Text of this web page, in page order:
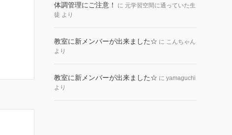
体調管理にご注意！ に 元学習空間に通っていた生
徒 より
教室に新メンバーが出来ました☆ に こんちゃん
より
教室に新メンバーが出来ました☆ に yamaguchi
より